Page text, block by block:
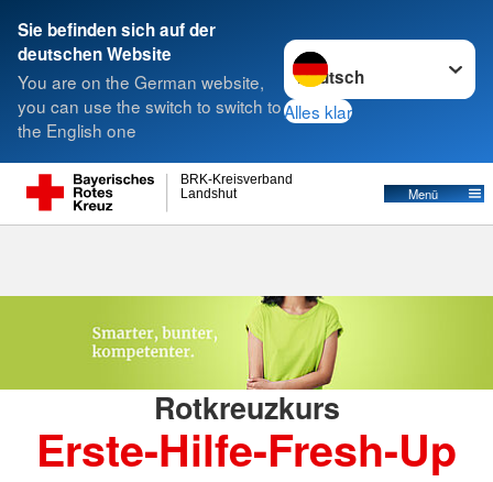
Sie befinden sich auf der
deutschen Website
You are on the German website,
you can use the switch to switch to
the English one
Sprache wechseln zu
Alles klar
Landshut
BRK-Kreisverband
Menü
Suche
Erste-Hilfe-Fresh-Up
Rotkreuzkurs
Erste-Hilfe-Fresh-Up